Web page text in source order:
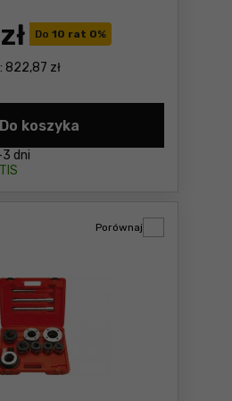
Do 10 rat 0%
822,87 zł
dni
Do koszyka
Nożyce 75mm Super-Ego
Porównaj